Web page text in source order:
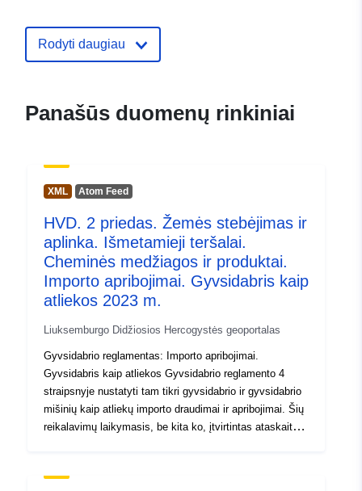
Atitinka:
lex.europa.eu/eli/reg_impl/2023/
Kilmė :
uriRef:
http://data.europa.eu/88u/dataset/
9eaf-4aae-becb-0583f8aefac2
Laikotarpis:
-
31 December 2023
Rodyti daugiau
Panašūs duomenų rinkiniai
XML Atom Feed
HVD. 2 priedas. Žemės stebėjimas ir
aplinka. Išmetamieji teršalai.
Cheminės medžiagos ir produktai.
Importo apribojimai. Gyvsidabris kaip
atliekos 2023 m.
Liuksemburgo Didžiosios Hercogystės geoportalas
Gyvsidabrio reglamentas: Importo apribojimai.
Gyvsidabris kaip atliekos Gyvsidabrio reglamento 4
straipsnyje nustatyti tam tikri gyvsidabrio ir gyvsidabrio
mišinių kaip atliekų importo draudimai ir apribojimai. Šių
reikalavimų laikymasis, be kita ko, įtvirtintas ataskaitų
numatomų apdorojimo operacijų apskaitą.